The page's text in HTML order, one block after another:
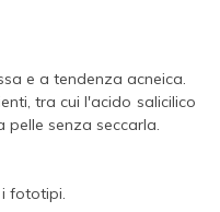
e a tendenza acneica.
tra cui l'acido salicilico
pelle senza seccarla.
fototipi.